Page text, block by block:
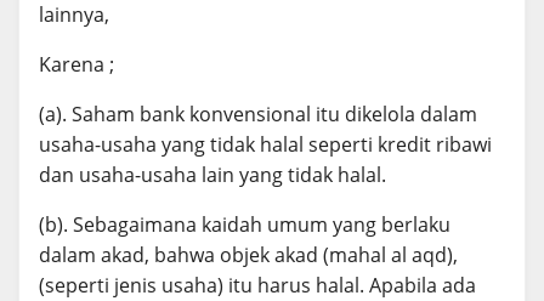
lainnya,
Karena ;
(a). Saham bank konvensional itu dikelola dalam
usaha-usaha yang tidak halal seperti kredit ribawi
dan usaha-usaha lain yang tidak halal.
(b). Sebagaimana kaidah umum yang berlaku
dalam akad, bahwa objek akad (mahal al aqd),
(seperti jenis usaha) itu harus halal. Apabila ada